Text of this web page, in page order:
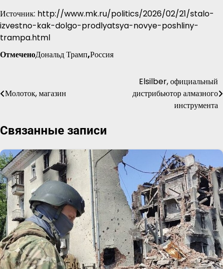
Источник: http://www.mk.ru/politics/2026/02/21/stalo-
izvestno-kak-dolgo-prodlyatsya-novye-poshliny-
trampa.html
ОтмеченоДональд Трамп,Россия
Молоток, магазин
Elsilber, официальный
дистрибьютор алмазного
инструмента
Связанные записи